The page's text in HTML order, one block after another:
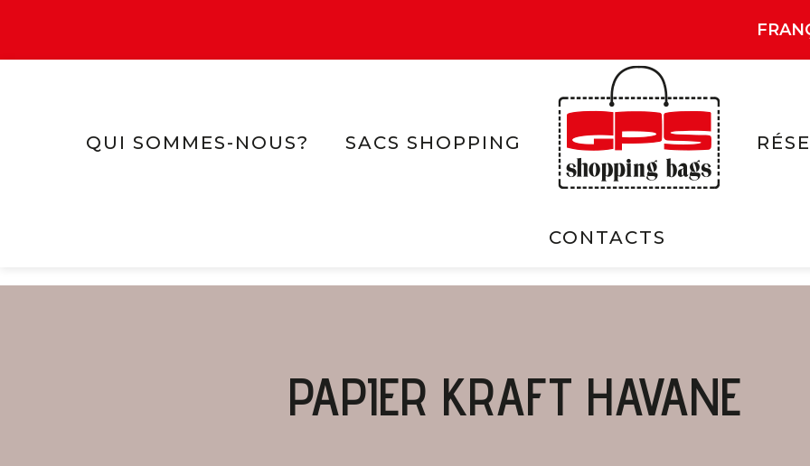
QUI SOMMES-NOUS? SACS SHOPPING
CONTACTS
PAPIER KRAFT HAVANE